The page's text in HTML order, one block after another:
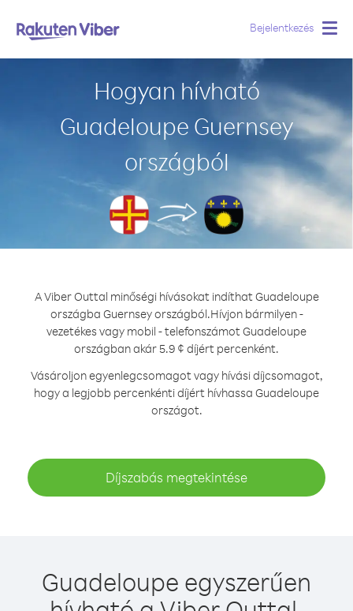
Bejelentkezés
Hogyan hívható
Guadeloupe Guernsey
országból
A Viber Outtal minőségi hívásokat indíthat Guadeloupe
országba Guernsey országból.Hívjon bármilyen -
vezetékes vagy mobil - telefonszámot Guadeloupe
országban akár 5.9 ¢ díjért percenként.
Vásároljon egyenlegcsomagot vagy hívási díjcsomagot,
hogy a legjobb percenkénti díjért hívhassa Guadeloupe
országot.
Díjszabás megtekintése
Guadeloupe egyszerűen